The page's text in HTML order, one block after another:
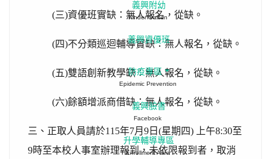
(三)資優班實缺：無人報名，從缺。
(四)不分類巡迴輔導實缺：無人報名，從缺。
(五)雙語創新教學缺：無人報名，從缺。
(六)餘額增派商借缺：無人報名，從缺。
三、正取人員請於115年7月9日(星期四) 上午8:30至
9時至本校人事室辦理報到，未依限報到者，取消
義興附幼
Kinder Garten
義興資優班
防疫專區
Epidemic Prevention
義興臉書
Facebook
升學輔導專區
Enrollment Area